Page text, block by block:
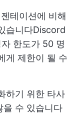
테이션에 비해
습니다Discord
한도가 50 명
게 제한이 될 수
하기 위한 타사
을 수 있습니다